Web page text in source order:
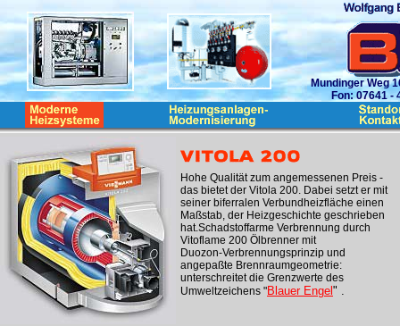
Mundinger Weg
Fon: 07641
Hohe Qualität zum angemessenen Preis -
das bietet der Vitola 200. Dabei setzt er mit
seiner biferralen Verbundheizfläche einen
Maßstab, der Heizgeschichte geschrieben
hat.Schadstoffarme Verbrennung durch
Vitoflame 200 Ölbrenner mit
Duozon-Verbrennungsprinzip und
angepaßte Brennraumgeometrie:
unterschreitet die Grenzwerte des
Umweltzeichens "Blauer Engel " .